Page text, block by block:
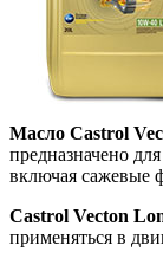
Масло Castrol
предназначено
включая сажевые
Castrol Vecton
применяться в